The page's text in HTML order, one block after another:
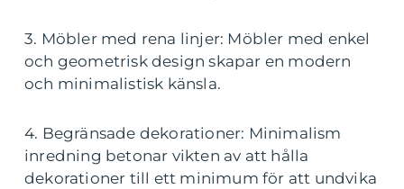
3. Möbler med rena linjer: Möbler med enkel
och geometrisk design skapar en modern
och minimalistisk känsla.
4. Begränsade dekorationer: Minimalism
inredning betonar vikten av att hålla
dekorationer till ett minimum för att undvika